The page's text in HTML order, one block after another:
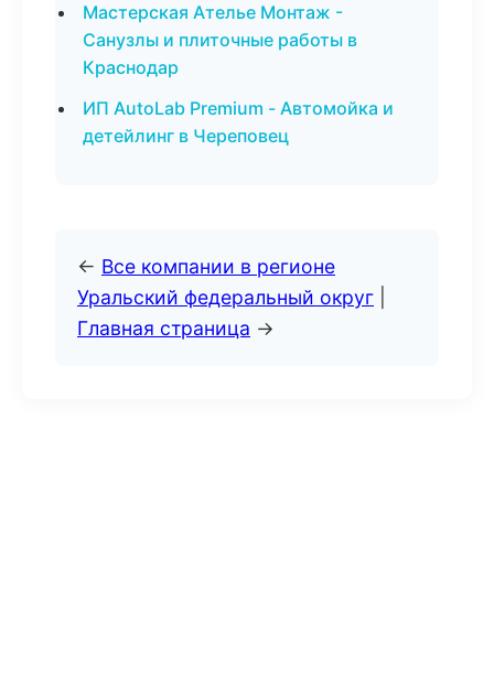
Мастерская Ателье Монтаж -
Санузлы и плиточные работы в
Краснодар
ИП AutoLab Premium - Автомойка и
детейлинг в Череповец
← Все компании в регионе
Уральский федеральный округ
Главная страница →